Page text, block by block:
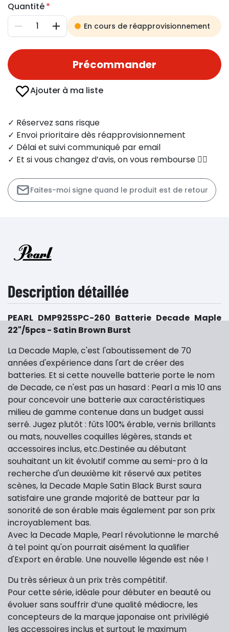
Quantité
Diminuer AugmenterEn cours de réapprovisionnement
Précommander
Ajouter à ma liste
✓ Réservez sans risque
✓ Envoi prioritaire dès réapprovisionnement
✓ Délai et suivi communiqué par email
✓ Et si vous changez d’avis, on vous rembourse 👍🏻
Faites-moi signe quand le produit est de retour
Description détaillée
PEARL DMP925SPC-260 Batterie Decade Maple
22"/5pcs - Satin Brown Burst
La Decade Maple, c'est l'aboutissement de 70
années d'expérience dans l'art de créer des
batteries. Et si cette nouvelle batterie porte le nom
de Decade, ce n'est pas un hasard : Pearl a mis 10 ans
pour concevoir une batterie aux caractéristiques
milieu de gamme contenue dans un budget aussi
serré. Jugez plutôt : fûts 100% érable, vernis brillants
ou mats, nouvelles coquilles légères, stands et
accessoires inclus, etc.Destinée au débutant
souhaitant un kit évolutif comme au semi-pro à la
recherche d'un deuxième kit réservé aux petites
scènes, la Decade Maple Satin Black Burst saura
satisfaire une grande majorité de batteur par la
sonorité de son érable mais également par son prix
incroyablement bas.
Avec la Decade Maple, Pearl révolutionne le marché
à tel point qu'on pourrait aisément la qualifier
d'Export en érable. Une nouvelle légende est née !
Du très sérieux à un prix très compétitif.
Pour cette série, idéale pour débuter en beauté ou
évoluer sans souffrir d’une qualité médiocre, les
concepteurs de la marque japonaise ont privilégié
les accessoires inclus et surtout le maximum